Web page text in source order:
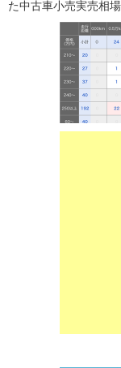
た中古車小売実売相